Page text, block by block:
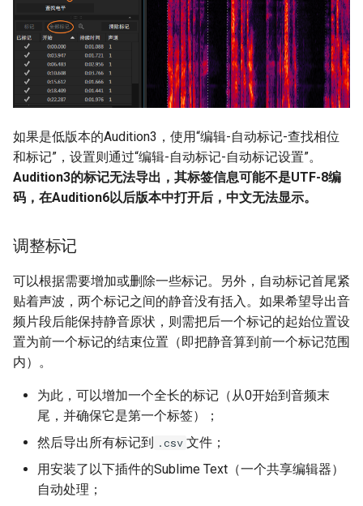
早识字会破坏孩子的创造力、
想象力吗？
有什么文章含有不同的汉字比
较多，可以用于教小朋友识
字？
常用字源字理(累积更新)
从顷到颍（附说明）
从㫃到旗
小学语文同步兴趣识字（累积
更新）
为什么语文老师不一个个教汉
字本义？
孩子在上小学之前该让他掌握
拼音吗？
适当开展繁体字教育有必要
如何能让小学生安静的做作业
怎么才能让孩子自己查字典识
字？
小学一年级要背《弟子规》合
理吗
家长伴学技术笔记（累积更
新）
简体字里三点水为什么简化为
两点水？
为什么长时间盯着一个汉字，
会觉得很奇怪，觉得不认识这
个汉字?
为什么把「國」改成「国」，
「或」有什么含义？
形声字在现代汉语常用字中所
的，没有圆圈结构的偏旁
汉字到底有多多？
简体字随机组合成某一本书的
《标点符号用法》的间隔号宽
度有误
当代初高中语文教学是否过于
书论：元·佚名《书法三昧》
书论：明·杨慎《墨池琐录》
书论：明·宋啬《书法纶贯》
书论：明末清初·宋曹《书法
约言》
书论：明·丰坊《童学书程》
《极简算术史》读书笔记
教孩子骑自行车
Phaser3事件一览
Phaser3物理模块一览
场景的Arcade物理系统一览
场景的Arcade物理世界一览
Arcade动态物体一览
TEX学习笔记
ConTeXt rule学习笔记
TEX系学习资源
MetaPost、MetaFun学习笔
记
metapost用例
TeX怎样计算横盒子(hbox)中
理解未满盒子和溢出盒子的警
告信息
学习笔记
如果是低版本的Audition3，使用“编辑-自动标记-查找相位
和标记”，设置则通过“编辑-自动标记-自动标记设置”。
Audition3的标记无法导出，其标签信息可能不是UTF-8编
码，在Audition6以后版本中打开后，中文无法显示。
调整标记
可以根据需要增加或删除一些标记。另外，自动标记首尾紧
贴着声波，两个标记之间的静音没有括入。如果希望导出音
频片段后能保持静音原状，则需把后一个标记的起始位置设
置为前一个标记的结束位置（即把静音算到前一个标记范围
内）。
为此，可以增加一个全长的标记（从0开始到音频末
尾，并确保它是第一个标签）；
然后导出所有标记到 .csv 文件；
用安装了以下插件的Sublime Text（一个共享编辑器）
自动处理；